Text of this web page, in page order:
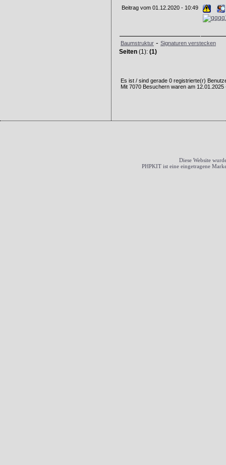
Beitrag vom 01.12.2020 - 10:49
Baumstruktur - Signaturen verstecken
Seiten (1): (1)
Es ist / sind gerade 0 registrierte(r)
Mit 7070 Besuchern waren am
Diese Website
PHPKIT ist eine eingetragene